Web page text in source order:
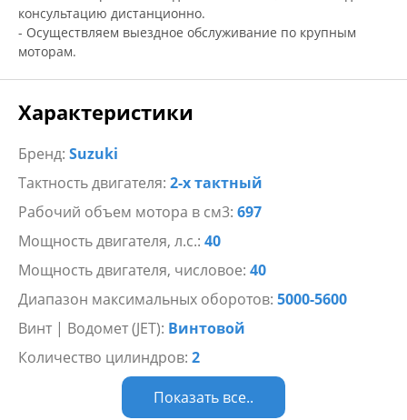
консультацию дистанционно.
- Осуществляем выездное обслуживание по крупным
моторам.
Характеристики
Бренд: Suzuki
Тактность двигателя: 2-х тактный
Рабочий объем мотора в см3: 697
Мощность двигателя, л.с.: 40
Мощность двигателя, числовое: 40
Диапазон максимальных оборотов: 5000-5600
Винт | Водомет (JET): Винтовой
Количество цилиндров: 2
Показать все..